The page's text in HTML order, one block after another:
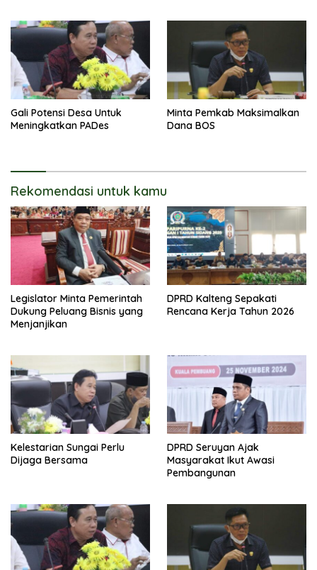
Gali Potensi Desa Untuk
Meningkatkan PADes
Minta Pemkab Maksimalkan
Dana BOS
Rekomendasi untuk kamu
Legislator Minta Pemerintah
Dukung Peluang Bisnis yang
Menjanjikan
DPRD Kalteng Sepakati
Rencana Kerja Tahun 2026
Kelestarian Sungai Perlu
Dijaga Bersama
DPRD Seruyan Ajak
Masyarakat Ikut Awasi
Pembangunan